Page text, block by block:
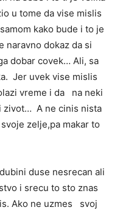
u tome da vise mislis
kako bude i to je
naravno dokaz da si
dobar covek… Ali, sa
Jer uvek vise mislis
vreme i da na neki
zivot… A ne cinis nista
zelje,pa makar to
duse nesrecan ali
i srecu to sto znas
Ako ne uzmes svoj